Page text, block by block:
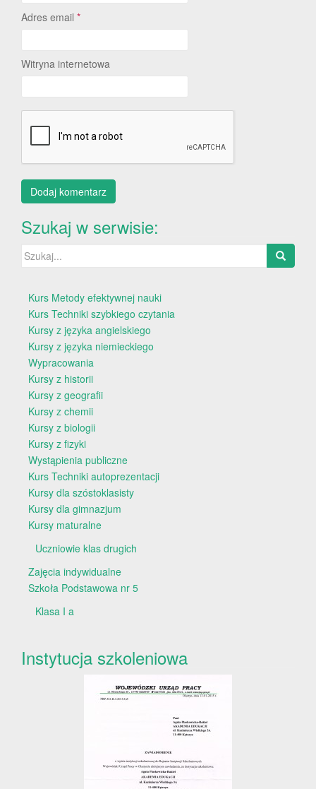
Adres email *
Witryna internetowa
Szukaj w serwisie:
Szukaj:
Kurs Metody efektywnej nauki
Kurs Techniki szybkiego czytania
Kursy z języka angielskiego
Kursy z języka niemieckiego
Wypracowania
Kursy z historii
Kursy z geografii
Kursy z chemii
Kursy z biologii
Kursy z fizyki
Wystąpienia publiczne
Kurs Techniki autoprezentacji
Kursy dla szóstoklasisty
Kursy dla gimnazjum
Kursy maturalne
Uczniowie klas drugich
Zajęcia indywidualne
Szkoła Podstawowa nr 5
Klasa I a
Instytucja szkoleniowa